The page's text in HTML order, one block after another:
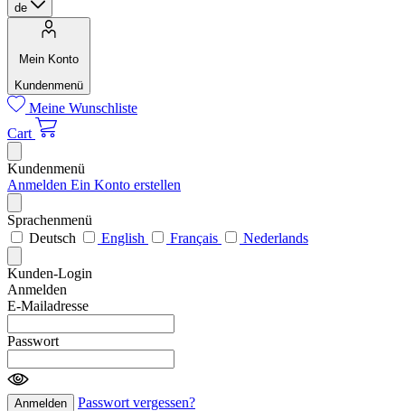
de
Mein Konto
Kundenmenü
Meine Wunschliste
Cart
Kundenmenü
Anmelden Ein Konto erstellen
Sprachenmenü
Deutsch
English Français Nederlands
Kunden-Login
Anmelden
E-Mailadresse
Passwort
Anmelden
Passwort vergessen?